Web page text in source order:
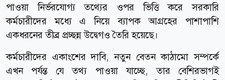
পাওয়া নির্ভরযোগ্য তথ্যের ওপর ভিত্তি করে সরকারি
কর্মচারীদের মধ্যে এ নিয়ে ব্যাপক আগ্রহের পাশাপাশি
একধরনের তীব্র প্রচ্ছন্ন উদ্বেগও তৈরি হয়েছে।
কর্মচারীদের একাংশের দাবি, নতুন বেতন কাঠামো সম্পর্কে
এখন পর্যন্ত যে তথ্য পাওয়া যাচ্ছে, তার বেশিরভাগই